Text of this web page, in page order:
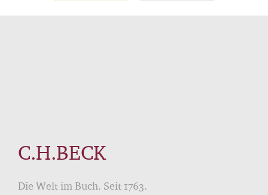
C.H.BECK
Die Welt im Buch. Seit 1763.